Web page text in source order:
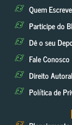
Quem Escreve
Participe do
Dê o seu
Fale Conosco
Direito Autoral
Política de